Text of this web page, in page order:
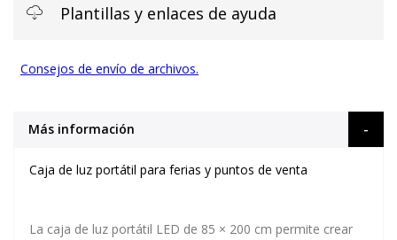
Plantillas y enlaces de ayuda
Consejos de envío de archivos.
Más información
Caja de luz portátil para ferias y puntos de venta
La caja de luz portátil LED de 85 × 200 cm permite crear